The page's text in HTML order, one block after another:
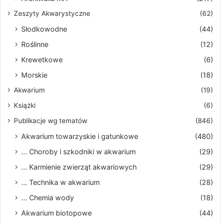
Zeszyty Akwarystyczne (62)
Słodkowodne
(44)
Roślinne
(12)
Krewetkowe
(6)
Morskie
(18)
Akwarium
(19)
Książki
(6)
Publikacje wg tematów
(846)
Akwarium towarzyskie i gatunkowe
(480)
... Choroby i szkodniki w akwarium
(29)
... Karmienie zwierząt akwariowych
(29)
... Technika w akwarium
(28)
... Chemia wody
(18)
Akwarium biotopowe
(44)